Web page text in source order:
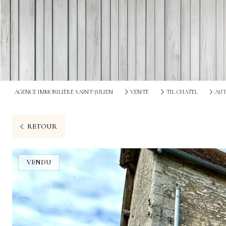
AGENCE IMMOBILIÈRE SAINT-JULIEN VENTE TIL CHATEL
RETOUR
VENDU